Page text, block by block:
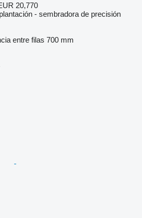
20,770
- sembradora de precisión
entre filas 700 mm